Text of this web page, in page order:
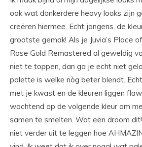
ook wat donkerdere heavy looks zijn
creëren hiermee. Echt jongens, de
grootste gemak! Als je Juvia’s Place
Rose Gold Remastered al geweldig
niet te toppen, dan ga je echt niet
palette is welke nòg beter blendt.
met je kwast en de kleuren liggen
wachtend op de volgende kleur om
samen te smelten. Wat een droom
niet verder uit te leggen hoe